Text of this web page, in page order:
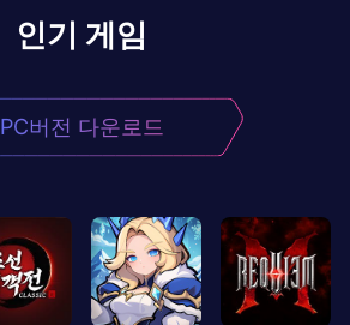
인기 게임
PC버전 다운로드